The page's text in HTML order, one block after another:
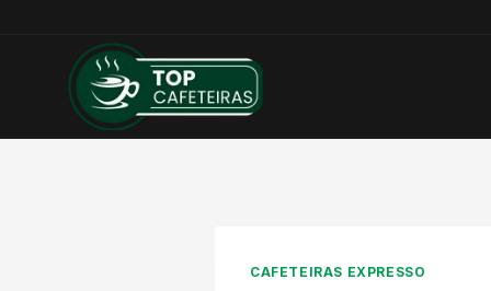
Conteúdo
CAFETEIRAS EXPRESSO